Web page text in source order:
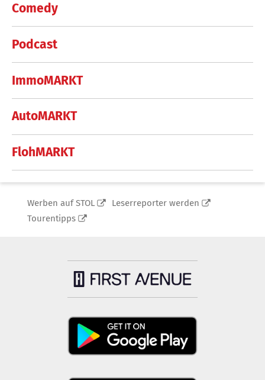
Comedy
Podcast
ImmoMARKT
AutoMARKT
FlohMARKT
Werben auf STOL
Leserreporter werden
Tourentipps